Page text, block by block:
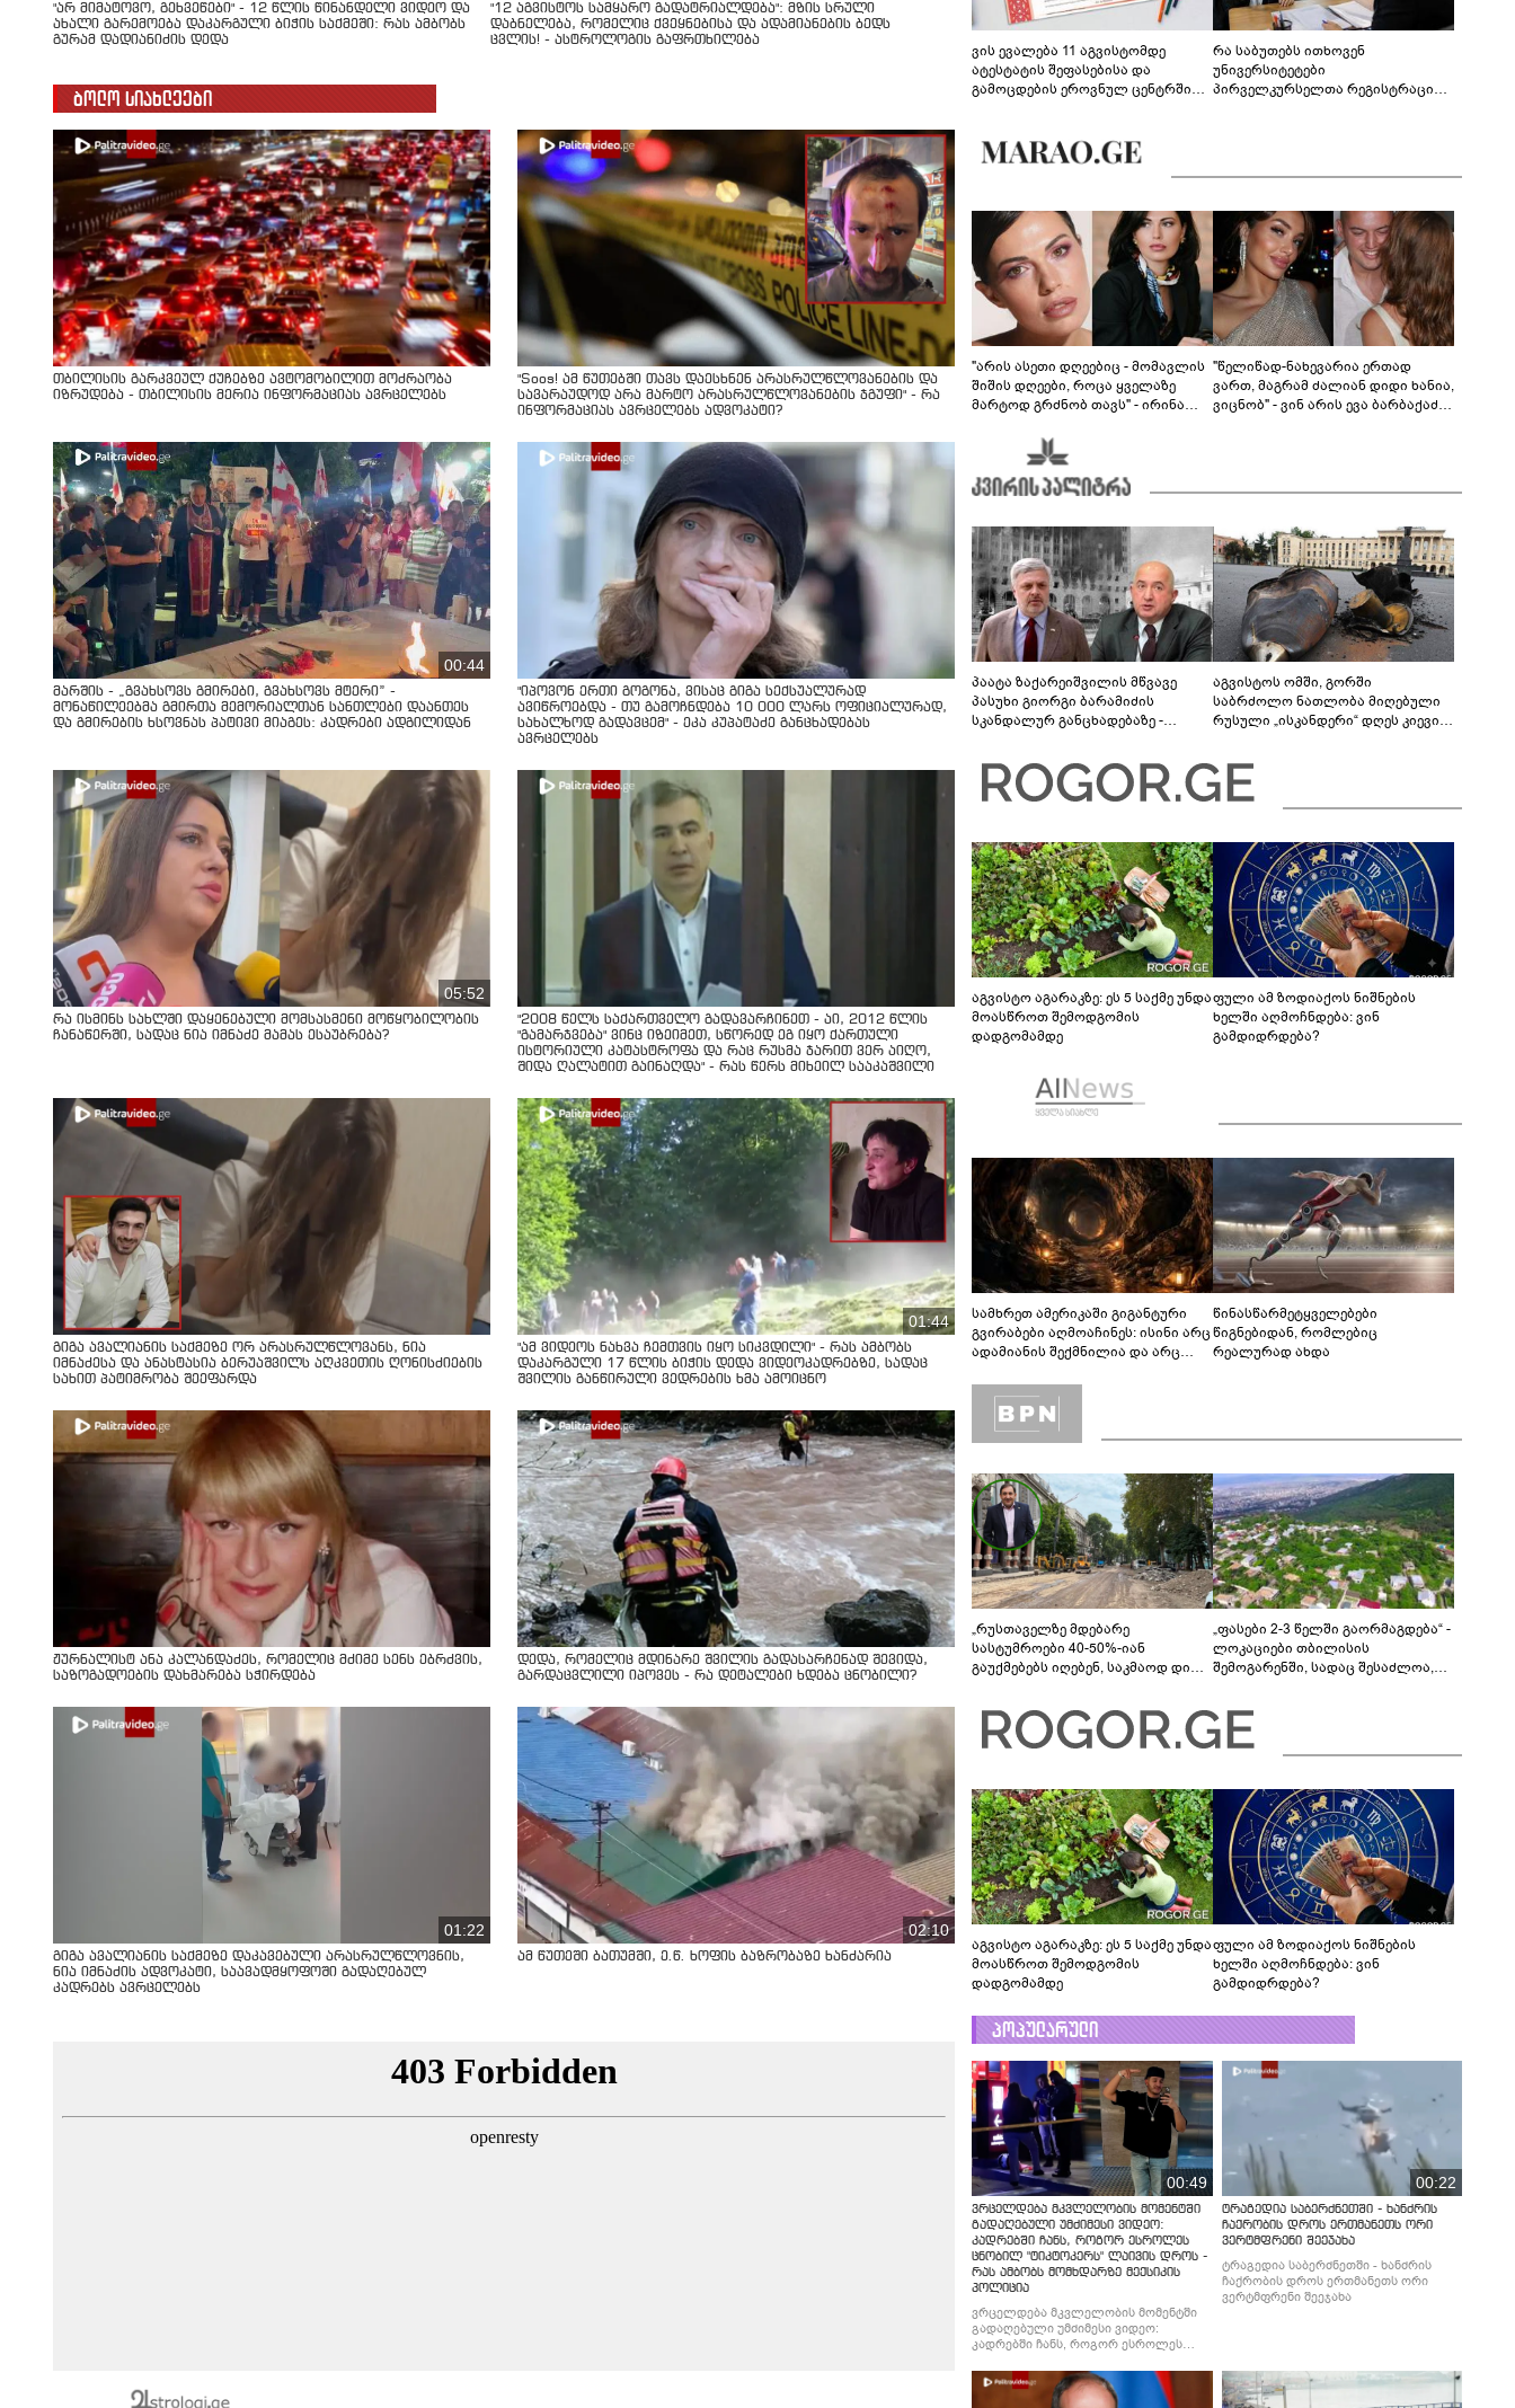
"არ მიმატოვო, გეხვეწები" - 12 წლის წინანდელი ვიდეო და
ახალი გარემოება დაკარგული ბიჭის საქმეში: რას ამბობს
გურამ დადიანიძის დედა
"12 აგვისტოს სამყარო გადატრიალდება": მზის სრული
დაბნელება, რომელიც ქვეყნებისა და ადამიანების ბედს
ცვლის! - ასტროლოგის გაფრთხილება
ბოლო სიახლეები
თბილისის გარკვეულ ქუჩებზე ავტომობილით მოძრაობა
იზრუდება - თბილისის მერია ინფორმაციას ავრცელებს
"Soos! ამ წუთებში თავს დაესხნენ არასრულწლოვანების და
სავარაუდოდ არა მარტო არასრულწლოვანების ჯგუფი" - რა
ინფორმაციას ავრცელებს ადვოკატი?
00:44
მარშის - „გვახსოვს გმირები, გვახსოვს მტერი” -
მონაწილეებმა გმირთა მემორიალთან სანთლები დაანთეს
და გმირების ხსოვნას პატივი მიაგეს: კადრები ადგილიდან
"იპოვონ ერთი გოგონა, ვისაც გიგა სექსუალურად
ავიწროებდა - თუ გამოჩნდება 10 000 ლარს ოფიციალურად,
სახალხოდ გადავცემ" - ეკა კუპატაძე განცხადებას
ავრცელებს
05:52
რა ისმინს სახლში დაყენებული მომსასმენი მოწყობილობის
ჩანაწერში, სადაც ნია იმნაძე მამას ესაუბრება?
"2008 წელს საქართველო გადავარჩინეთ - აი, 2012 წლის
"გამარჯვება" ვინც იზეიმეთ, სწორედ ეგ იყო ქართული
ისტორიული კატასტროფა და რაც რუსმა ჯარით ვერ აიღო,
შიდა ღალატით გაინაღდა" - რას წერს მიხეილ სააკაშვილი
გიგა ავალიანის საქმეზე ორ არასრულწლოვანს, ნია
იმნაძესა და ანასტასია ბერუაშვილს აღკვეთის ღონისძიების
სახით პატიმრობა შეეფარდა
01:44
"ამ ვიდეოს ნახვა ჩემთვის იყო სიკვდილი" - რას ამბობს
დაკარგული 17 წლის ბიჭის დედა ვიდეოკადრებზე, სადაც
შვილის განწირული ვედრების ხმა ამოიცნო
ჟურნალისტ ანა კალანდაძეს, რომელიც მძიმე სენს ებრძვის,
საზოგადოების დახმარება სჭირდება
დედა, რომელიც მდინარე შვილის გადასარჩენად შევიდა,
გარდაცვლილი იპოვეს - რა დეტალები ხდება ცნობილი?
01:22
გიგა ავალიანის საქმეზე დაკავებული არასრულწლოვნის,
ნია იმნაძის ადვოკატი, საავადმყოფოში გადაღებულ
კადრებს ავრცელებს
02:10
ამ წუთეში ბათუმში, ე.წ. ხოფის ბაზრობაზე ხანძარია
ვის ევალება 11 აგვისტომდე
ატესტატის შეფასებისა და
გამოცდების ეროვნულ ცენტრში
რა საბუთებს ითხოვენ
უნივერსიტეტები
პირველკურსელთა რეგისტრაციის
"არის ასეთი დღეებიც - მომავლის
შიშის დღეები, როცა ყველაზე
მარტოდ გრძნობ თავს" - ირინა
"წელიწად-ნახევარია ერთად
ვართ, მაგრამ ძალიან დიდი ხანია,
ვიცნობ" - ვინ არის ევა ბარბაქაძის
პაატა ზაქარეიშვილის მწვავე
პასუხი გიორგი ბარამიძის
სკანდალურ განცხადებაზე -
გადმოვასვენე... ბარამიძე კი
ტყუის"
აგვისტოს ომში, გორში
საბრძოლო ნათლობა მიღებული
რუსული „ისკანდერი“ დღეს კიევის
აგვისტო აგარაკზე: ეს 5 საქმე უნდა
მოასწროთ შემოდგომის
დადგომამდე
ფული ამ ზოდიაქოს ნიშნების
ხელში აღმოჩნდება: ვინ
გამდიდრდება?
სამხრეთ ამერიკაში გიგანტური
გვირაბები აღმოაჩინეს: ისინი არც
ადამიანის შექმნილია და არც
ლაბირინთები?
წინასწარმეტყველებები
წიგნებიდან, რომლებიც
რეალურად ახდა
„რუსთაველზე მდებარე
სასტუმროები 40-50%-იან
გაუქმებებს იღებენ, საკმაოდ დიდი
შეხვდებოდა“
„ფასები 2-3 წელში გაორმაგდება“ -
ლოკაციები თბილისის
შემოგარენში, სადაც შესაძლოა,
აგვისტო აგარაკზე: ეს 5 საქმე უნდა
მოასწროთ შემოდგომის
დადგომამდე
ფული ამ ზოდიაქოს ნიშნების
ხელში აღმოჩნდება: ვინ
გამდიდრდება?
პოპულარული
00:49
ვრცელდება მკვლელობის მომენტში
გადაღებული უმძიმესი ვიდეო:
კადრებში ჩანს, როგორ ესროლეს
ცნობილ "ტიკტოკერს" ლაივის დროს -
რას ამბობს მომხდარზე მექსიკის
პოლიცია
ვრცელდება მკვლელობის მომენტში
გადაღებული უმძიმესი ვიდეო:
კადრებში ჩანს, როგორ ესროლეს
რას ამბობს მომხდარზე მექსიკის
პოლიცია
00:22
ტრაგედია საბერძნეთში - ხანძრის
ჩაქრობის დროს ერთმანეთს ორი
ვერტმფრენი შეეჯახა
ტრაგედია საბერძნეთში - ხანძრის
ჩაქრობის დროს ერთმანეთს ორი
ვერტმფრენი შეეჯახა